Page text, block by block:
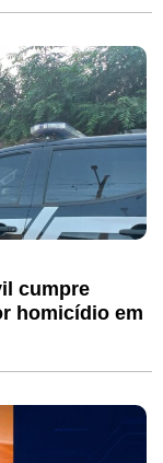
cumpre
homicídio em